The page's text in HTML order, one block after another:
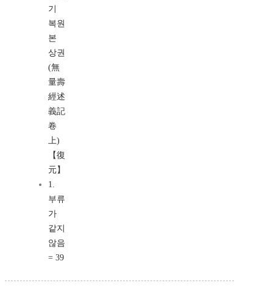
기
복원
본
상권
(無
量壽
經述
義記
卷
上)
【復
元】
1.
부류
가
같지
않음
= 39